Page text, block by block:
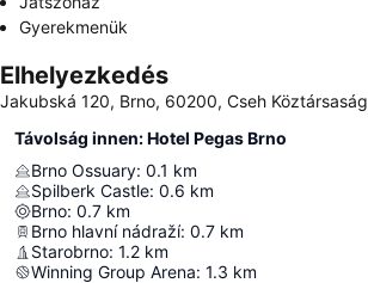
Gyerekmenük
Elhelyezkedés
Jakubská 120, Brno, 60200, Cseh Köztársaság
Távolság innen: Hotel Pegas Brno
Brno Ossuary: 0.1 km
Spilberk Castle: 0.6 km
Brno: 0.7 km
Brno hlavní nádraží: 0.7 km
Starobrno: 1.2 km
Winning Group Arena: 1.3 km